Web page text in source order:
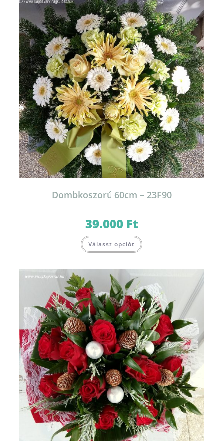
Dombkoszorú 60cm – 23F90
39.000 Ft
Válassz opciót